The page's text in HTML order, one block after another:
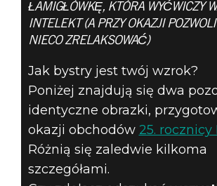
DOOM® Eternal
23 kwietnia 2019
ŁAMIGŁÓWKĘ, KTÓRA WYĆWICZY
INTELEKT (A PRZY OKAZJI
NIECO ZRELAKSOWAĆ)
Jak bystry jest twój wzrok?
Poniżej znajdują się dwa
identyczne obrazki,
okazji obchodów 25. rocznicy
Różnią się zaledwie kilkoma
szczegółami.